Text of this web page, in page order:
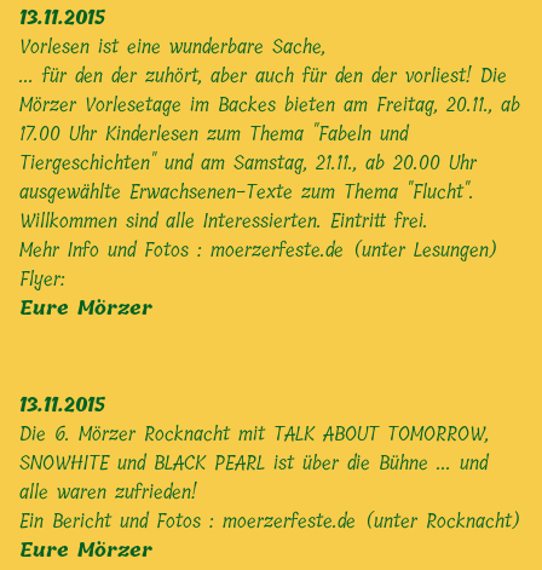
13.11.2015
Vorlesen ist eine wunderbare Sache,
... für den der zuhört, aber auch für den der vorliest! Die
Mörzer Vorlesetage im Backes bieten am Freitag, 20.11., ab
17.00 Uhr Kinderlesen zum Thema "Fabeln und
Tiergeschichten" und am Samstag, 21.11., ab 20.00 Uhr
ausgewählte Erwachsenen-Texte zum Thema "Flucht".
Willkommen sind alle Interessierten. Eintritt frei.
Mehr Info und Fotos : moerzerfeste.de (unter Lesungen)
Flyer:
Eure Mörzer
13.11.2015
Die 6. Mörzer Rocknacht mit TALK ABOUT TOMORROW,
SNOWHITE und BLACK PEARL ist über die Bühne ... und
alle waren zufrieden!
Ein Bericht und Fotos : moerzerfeste.de (unter Rocknacht)
Eure Mörzer